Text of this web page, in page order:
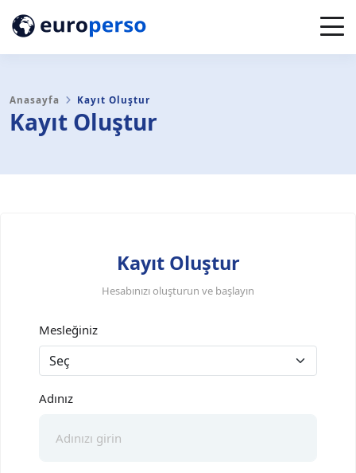
Kayıt Oluştur
Anasayfa Kayıt Oluştur
Kayıt Oluştur
Hesabınızı oluşturun ve başlayın
Mesleğiniz
Adınız